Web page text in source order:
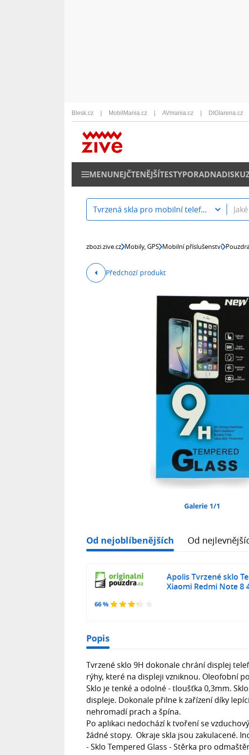
Blesk.cz MobilMania.cz AVmania.cz DIGIarena.cz
MENUNEJČTENĚJŠÍTESTYPORADNA
Tvrzená skla pro mobilní telefony
zbozi.zive.cz Mobily, GPS Mobilní příslušenství
Předchozí produkt
Galerie 1/1
Od nejoblíbenějších Od
66 %
Apolis Tvrzené sklo
Xiaomi Redmi Note 8
Popis
Tvrzené sklo 9H dokonale chrání displej
rýhy, které na displeji vzniknou. Oleofobní
Sklo je tenké a odolné - tloušťka 0,3mm.
displeje. Dokonale přilne k zařízení díky
nehromadí prach a špína.
Po aplikaci nedochází k tvoření se
žádné stopy. Okraje skla jsou zakulacené.
- Sklo Tempered Glass - Stěrka pro